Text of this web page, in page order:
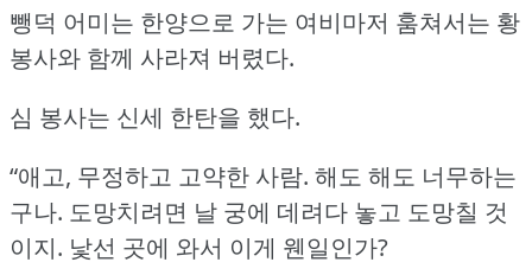
뺑덕 어미는 한양으로 가는 여비마저 훔쳐서는 황
봉사와 함께 사라져 버렸다.
심 봉사는 신세 한탄을 했다.
“애고, 무정하고 고약한 사람. 해도 해도 너무하는
구나. 도망치려면 날 궁에 데려다 놓고 도망칠 것
이지. 낯선 곳에 와서 이게 웬일인가?